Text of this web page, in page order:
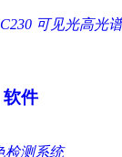
可见光高光
软件
检测系统